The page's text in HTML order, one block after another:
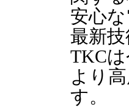
安心
最新
TKC
より
す。